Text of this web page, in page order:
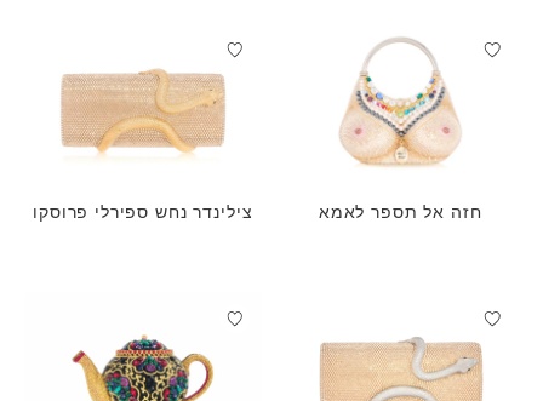
חזה אל תספר לאמא צילינדר נחש ספירלי פרוסקו